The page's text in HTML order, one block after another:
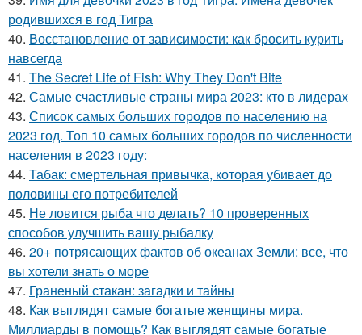
родившихся в год Тигра
40. Восстановление от зависимости: как бросить курить
навсегда
41. The Secret Life of Fish: Why They Don't Bite
42. Самые счастливые страны мира 2023: кто в лидерах
43. Список самых больших городов по населению на
2023 год. Топ 10 самых больших городов по численности
населения в 2023 году:
44. Табак: смертельная привычка, которая убивает до
половины его потребителей
45. Не ловится рыба что делать? 10 проверенных
способов улучшить вашу рыбалку
46. 20+ потрясающих фактов об океанах Земли: все, что
вы хотели знать о море
47. Граненый стакан: загадки и тайны
48. Как выглядят самые богатые женщины мира.
Миллиарды в помощь? Как выглядят самые богатые